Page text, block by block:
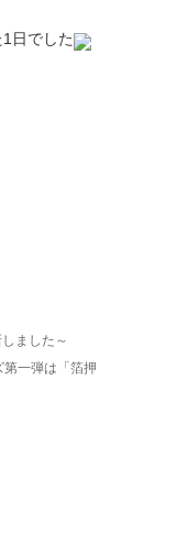
日でした
ました～
一弾は「箔押